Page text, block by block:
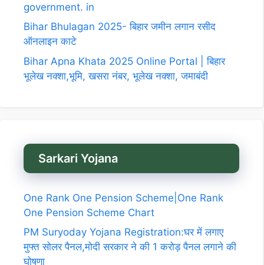
government. in
Bihar Bhulagan 2025- बिहार जमीन लगान रसीद
ऑनलाइन काटे
Bihar Apna Khata 2025 Online Portal | बिहार
भूलेख नक्शा,भूमि, खसरा नंबर, भूलेख नक्शा, जमाबंदी
Sarkari Yojana
One Rank One Pension Scheme|One Rank
One Pension Scheme Chart
PM Suryoday Yojana Registration:घर में लगाए
मुफ्त सोलर पैनल,मोदी सरकार ने की 1 करोड़ पैनल लगाने की
घोषणा